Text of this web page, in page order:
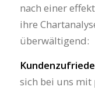
nach einer
ihre
überwältigend:
sich bei uns mit